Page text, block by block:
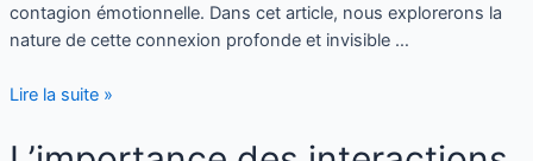
contagion émotionnelle. Dans cet article, nous explorerons la
nature de cette connexion profonde et invisible …
Lire la suite »